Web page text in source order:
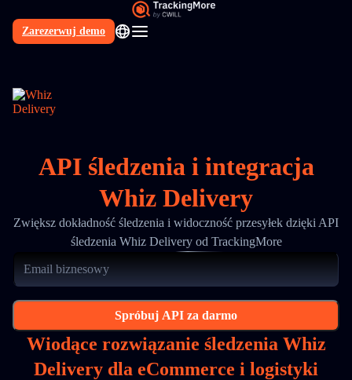
Zarezerwuj demo
PL
API śledzenia i integracja
Whiz Delivery
Zwiększ dokładność śledzenia i widoczność przesyłek dzięki API
śledzenia Whiz Delivery od TrackingMore
Spróbuj API za darmo
Wiodące rozwiązanie śledzenia Whiz
Delivery dla eCommerce i logistyki